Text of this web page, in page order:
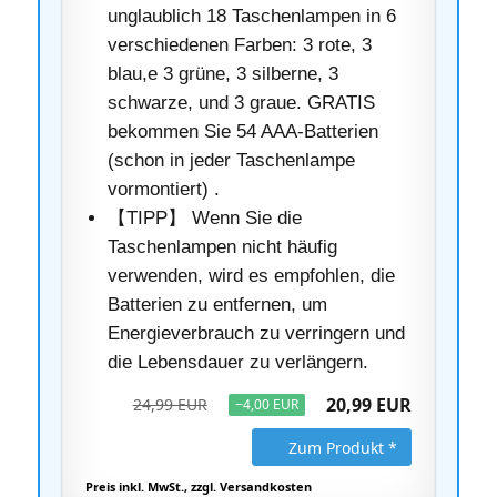
unglaublich 18 Taschenlampen in 6
verschiedenen Farben: 3 rote, 3
blau,e 3 grüne, 3 silberne, 3
schwarze, und 3 graue. GRATIS
bekommen Sie 54 AAA-Batterien
(schon in jeder Taschenlampe
vormontiert) .
【TIPP】 Wenn Sie die
Taschenlampen nicht häufig
verwenden, wird es empfohlen, die
Batterien zu entfernen, um
Energieverbrauch zu verringern und
die Lebensdauer zu verlängern.
24,99 EUR −4,00 EUR 20,99 EUR
Zum Produkt *
Preis inkl. MwSt., zzgl. Versandkosten